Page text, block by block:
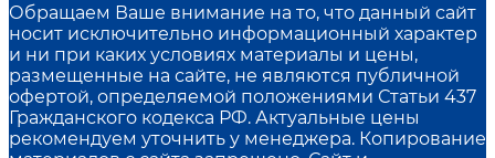
Обращаем Ваше внимание на то, что данный сайт
носит исключительно информационный характер
и ни при каких условиях материалы и цены,
размещенные на сайте, не являются публичной
офертой, определяемой положениями Статьи 437
Гражданского кодекса РФ. Актуальные цены
рекомендуем уточнить у менеджера. Копирование